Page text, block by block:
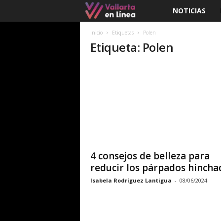
l
e
NOTICIAS
Inicio Etiquetas Polen
Etiqueta: Polen
4 consejos de belleza para
reducir los párpados
Isabela Rodríguez Lantigua - 08/06/2024